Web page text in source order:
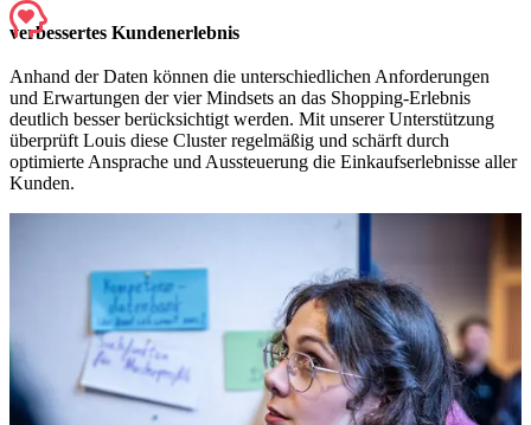
verbessertes Kundenerlebnis
Anhand der Daten können die unterschiedlichen Anforderungen
und Erwartungen der vier Mindsets an das Shopping-Erlebnis
deutlich besser berücksichtigt werden. Mit unserer Unterstützung
überprüft Louis diese Cluster regelmäßig und schärft durch
optimierte Ansprache und Aussteuerung die Einkaufserlebnisse aller
Kunden.